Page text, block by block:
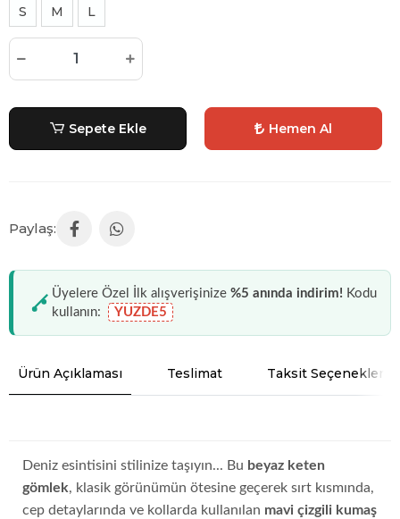
S M L
Sepete Ekle Hemen Al
Üyelere Özel İlk alışverişinize %5 anında indirim! Kodu
kullanın:
YUZDE5
Ürün Açıklaması Teslimat Taksit Seçenekleri
Deniz esintisini stilinize taşıyın... Bu beyaz keten
gömlek, klasik görünümün ötesine geçerek sırt kısmında,
cep detaylarında ve kollarda kullanılan mavi çizgili kumaş